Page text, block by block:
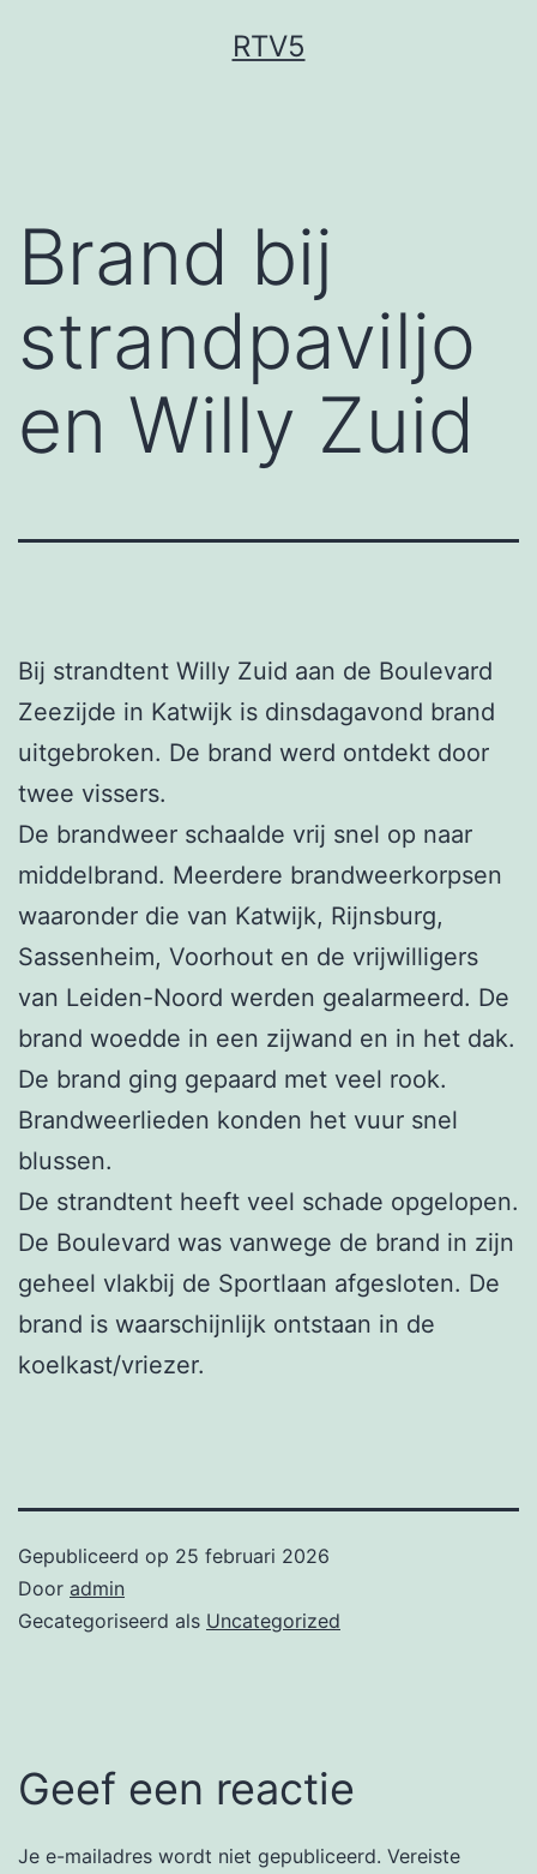
RTV5
Brand bij
strandpaviljo
en Willy Zuid
Bij strandtent Willy Zuid aan de Boulevard
Zeezijde in Katwijk is dinsdagavond brand
uitgebroken. De brand werd ontdekt door
twee vissers.
De brandweer schaalde vrij snel op naar
middelbrand. Meerdere brandweerkorpsen
waaronder die van Katwijk, Rijnsburg,
Sassenheim, Voorhout en de vrijwilligers
van Leiden-Noord werden gealarmeerd. De
brand woedde in een zijwand en in het dak.
De brand ging gepaard met veel rook.
Brandweerlieden konden het vuur snel
blussen.
De strandtent heeft veel schade opgelopen.
De Boulevard was vanwege de brand in zijn
geheel vlakbij de Sportlaan afgesloten. De
brand is waarschijnlijk ontstaan in de
koelkast/vriezer.
Gepubliceerd op 25 februari 2026
Door admin
Gecategoriseerd als Uncategorized
Geef een reactie
Je e-mailadres wordt niet gepubliceerd. Vereiste